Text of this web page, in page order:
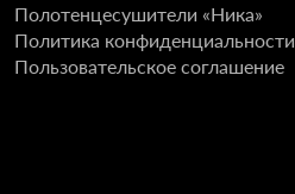
Полотенцесушители «Ника»
Политика конфиденциальности
Пользовательское соглашение